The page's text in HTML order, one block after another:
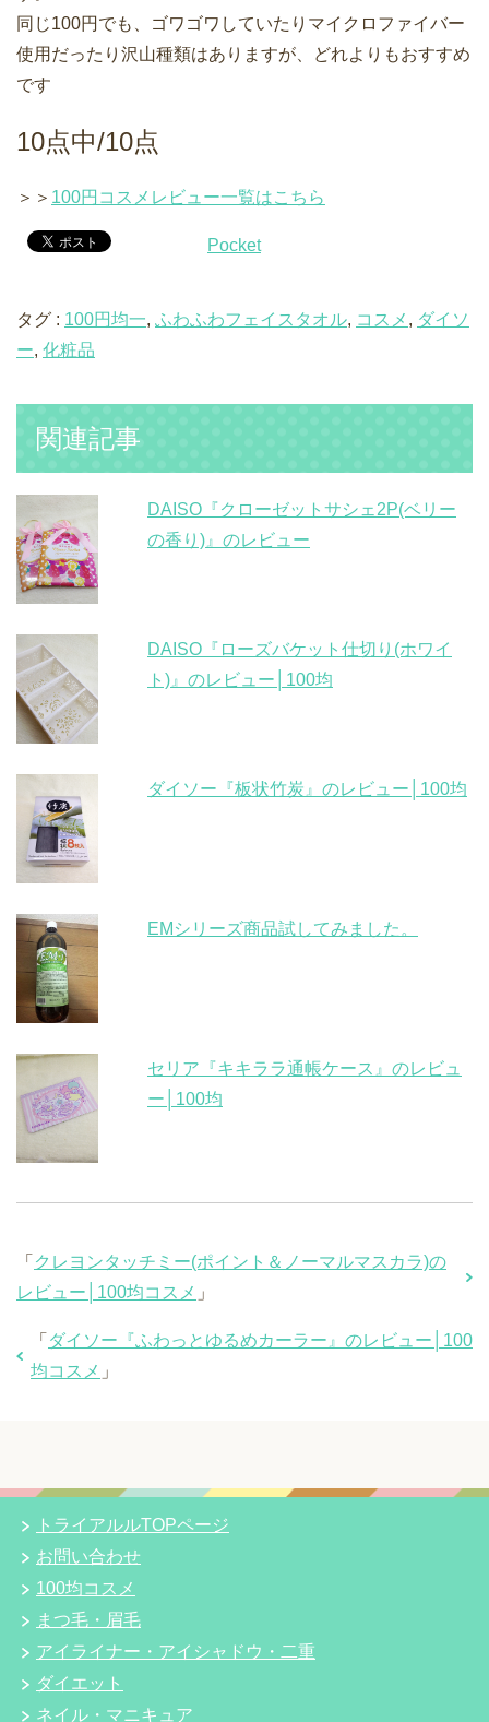
同じ100円でも、ゴワゴワしていたりマイクロファイバー
使用だったり沢山種類はありますが、どれよりもおすすめ
です
10点中/10点
＞＞ 100円コスメレビュー一覧はこちら
Pocket
タグ : 100円均一, ふわふわフェイスタオル, コスメ , ダイソ
ー, 化粧品
関連記事
DAISO『クローゼットサシェ2P(ベリー
の香り)』のレビュー
DAISO『ローズバケット仕切り(ホワイ
ト)』のレビュー│100均
ダイソー『板状竹炭』のレビュー│100均
EMシリーズ商品試してみました。
セリア『キキララ通帳ケース』のレビュ
ー│100均
「 クレヨンタッチミー(ポイント＆ノーマルマスカラ)の
レビュー│100均コスメ 」
「 ダイソー『ふわっとゆるめカーラー』のレビュー│100
均コスメ 」
トライアルルTOPページ
お問い合わせ
100均コスメ
まつ毛・眉毛
アイライナー・アイシャドウ・二重
ダイエット
ネイル・マニキュア